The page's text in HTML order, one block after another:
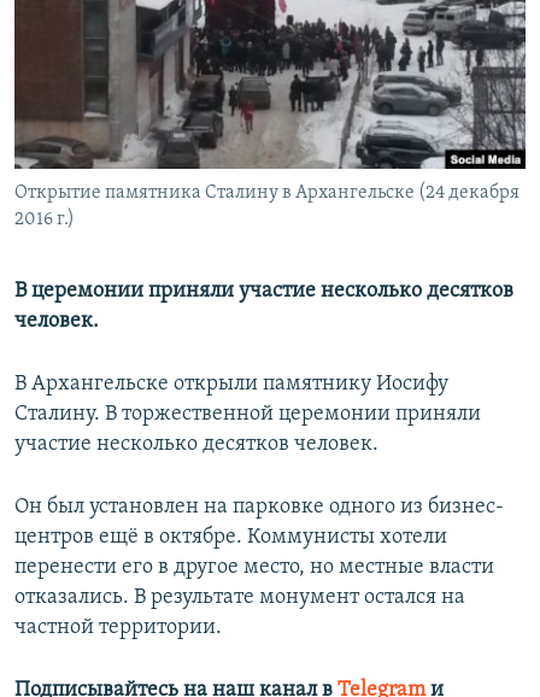
РАСПИСАНИЕ ВЕЩАНИЯ
ПОДПИШИТЕСЬ НА РАССЫЛКУ
СОЦИАЛЬНЫЕ СЕТИ
Все сайты РСЕ/РС
Открытие памятника Сталину в Архангельске (24 декабря
2016 г.)
В церемонии приняли участие несколько десятков
человек.
В Архангельске открыли памятнику Иосифу
Сталину. В торжественной церемонии приняли
участие несколько десятков человек.
Он был установлен на парковке одного из бизнес-
центров ещё в октябре. Коммунисты хотели
перенести его в другое место, но местные власти
отказались. В результате монумент остался на
частной территории.
Подписывайтесь на наш канал в Telegramи